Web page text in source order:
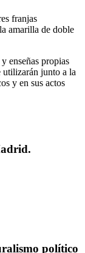
franjas
amarilla de doble
enseñas propias
utilizarán junto a la
y en sus actos
político